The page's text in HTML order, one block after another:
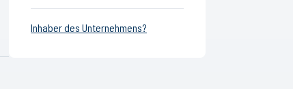
Inhaber des Unternehmens?